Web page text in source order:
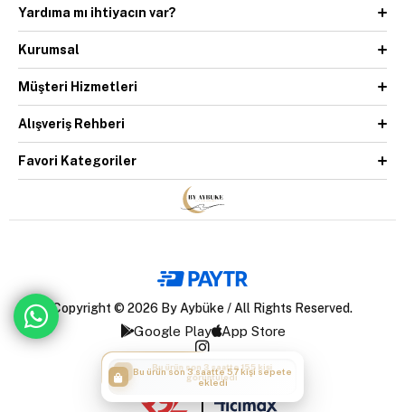
Yardıma mı ihtiyacın var?
Kurumsal
Müşteri Hizmetleri
Alışveriş Rehberi
Favori Kategoriler
Copyright © 2026 By Aybüke / All Rights Reserved.
Google Play App Store
|
Bu ürün son 3 saatte 57 kişi sepete
ekledi